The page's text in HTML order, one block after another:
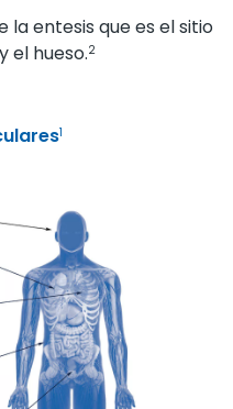
la entesis que es el sitio
el hueso.2
1